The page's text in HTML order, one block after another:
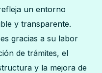
un entorno
y transparente.
gracias a su labor
de trámites, el
y la mejora de